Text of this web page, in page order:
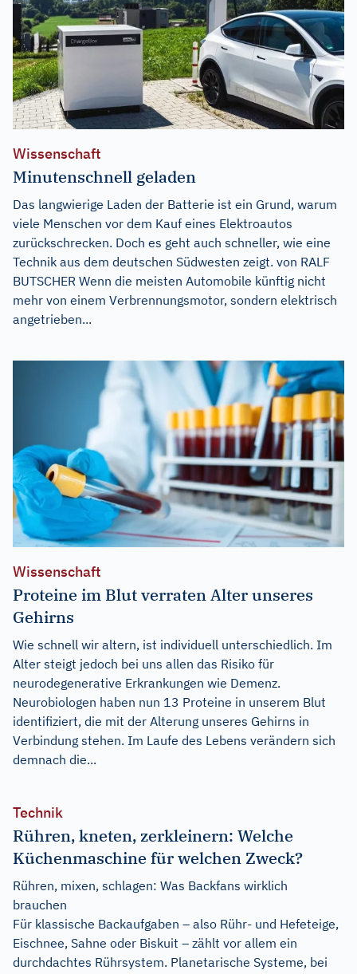
Wissenschaft
Minutenschnell geladen
Das langwierige Laden der Batterie ist ein Grund, warum
viele Menschen vor dem Kauf eines Elektroautos
zurückschrecken. Doch es geht auch schneller, wie eine
Technik aus dem deutschen Südwesten zeigt. von RALF
BUTSCHER Wenn die meisten Automobile künftig nicht
mehr von einem Verbrennungsmotor, sondern elektrisch
angetrieben...
Wissenschaft
Proteine im Blut verraten Alter unseres
Gehirns
Wie schnell wir altern, ist individuell unterschiedlich. Im
Alter steigt jedoch bei uns allen das Risiko für
neurodegenerative Erkrankungen wie Demenz.
Neurobiologen haben nun 13 Proteine in unserem Blut
identifiziert, die mit der Alterung unseres Gehirns in
Verbindung stehen. Im Laufe des Lebens verändern sich
demnach die...
Technik
Rühren, kneten, zerkleinern: Welche
Küchenmaschine für welchen Zweck?
Rühren, mixen, schlagen: Was Backfans wirklich
brauchen
Für klassische Backaufgaben – also Rühr- und Hefeteige,
Eischnee, Sahne oder Biskuit – zählt vor allem ein
durchdachtes Rührsystem. Planetarische Systeme, bei